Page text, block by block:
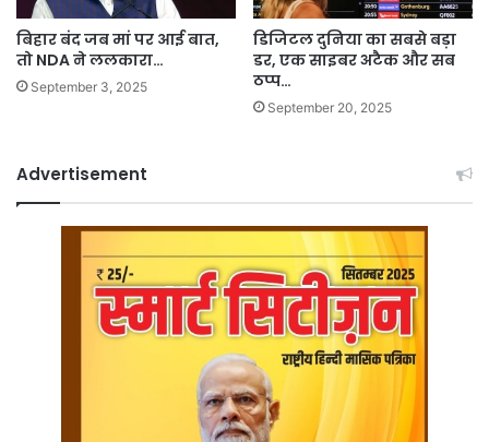
बिहार बंद जब मां पर आई बात,
तो NDA ने ललकारा…
September 3, 2025
डिजिटल दुनिया का सबसे बड़ा
डर, एक साइबर अटैक और सब
ठप्प…
September 20, 2025
Advertisement